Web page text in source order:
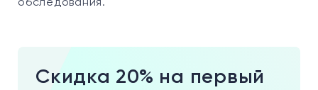
обследования.
Скидка 20% на первый